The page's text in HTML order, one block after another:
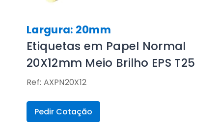
Largura: 20mm
Etiquetas em Papel Normal
20X12mm Meio Brilho EPS T25
Ref: AXPN20X12
Pedir Cotação